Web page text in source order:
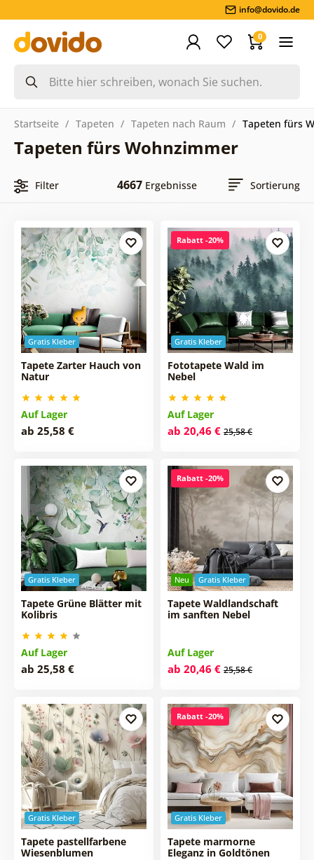
info@dovido.de
0
Startseite Tapeten Tapeten nach Raum Tapeten fürs
Tapeten fürs Wohnzimmer
Filter 4667 Ergebnisse Sortierung
Gratis Kleber
Tapete Zarter Hauch von
Natur
Auf Lager
ab 25,58 €
Gratis Kleber
Rabatt -20%
Fototapete Wald im
Nebel
Auf Lager
ab 20,46 € 25,58 €
Gratis Kleber
Tapete Grüne Blätter mit
Kolibris
Auf Lager
ab 25,58 €
Neu Gratis Kleber
Rabatt -20%
Tapete Waldlandschaft
im sanften Nebel
Auf Lager
ab 20,46 € 25,58 €
Gratis Kleber
Tapete pastellfarbene
Wiesenblumen
Gratis Kleber
Rabatt -20%
Tapete marmorne
Eleganz in Goldtönen